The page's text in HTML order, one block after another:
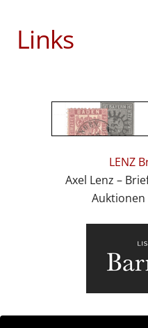
Links
LENZ
Axel Lenz –
Auktionen